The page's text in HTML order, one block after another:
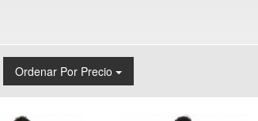
Ordenar Por Precio